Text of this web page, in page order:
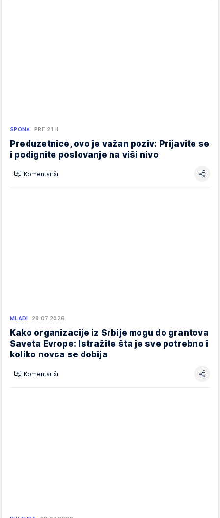
SPONA PRE 21 H
Preduzetnice, ovo je važan poziv: Prijavite se
i podignite poslovanje na viši nivo
Komentariši
MLADI 28.07.2026.
Kako organizacije iz Srbije mogu do grantova
Saveta Evrope: Istražite šta je sve potrebno i
koliko novca se dobija
Komentariši